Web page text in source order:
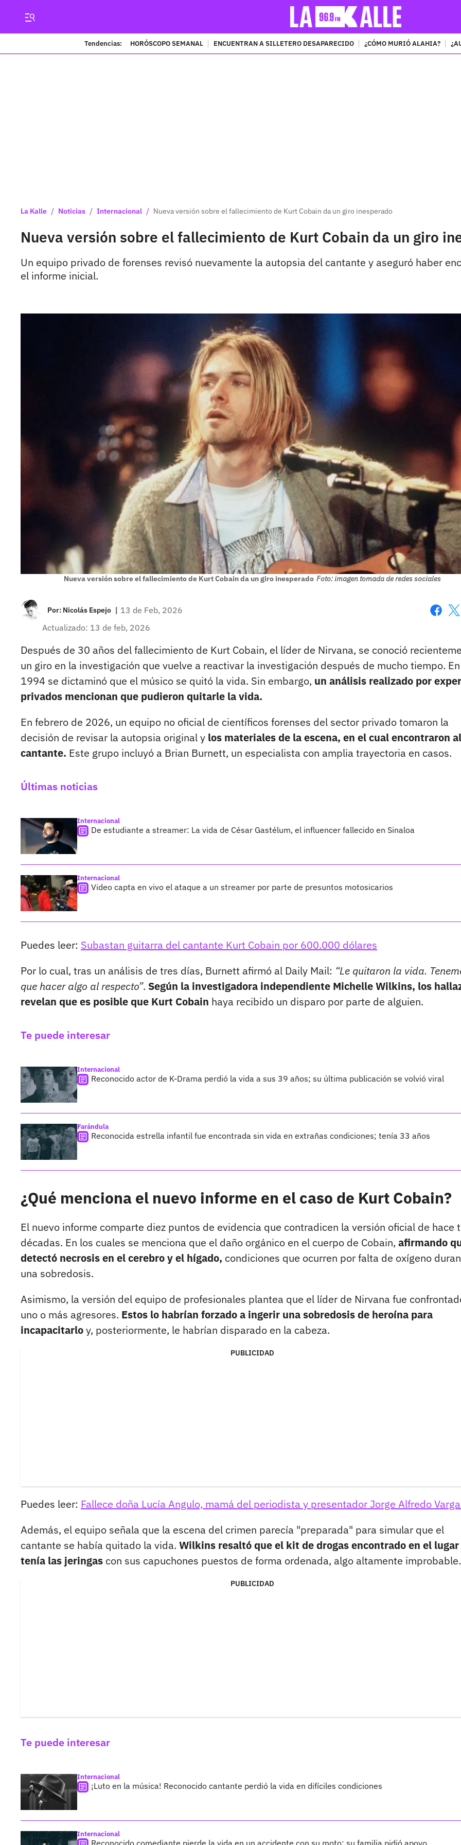
Tendencias: HORÓSCOPO SEMANAL ENCUENTRAN A SILLETERO DESAPARECIDO ¿CÓMO MURIÓ ALAHIA?
La Kalle / Noticias / Internacional / Nueva versión sobre el fallecimiento de Kurt Cobain da un giro inesperado
Nueva versión sobre el fallecimiento de Kurt Cobain da un giro
Un equipo privado de forenses revisó nuevamente la autopsia del cantante y aseguró haber
el informe inicial.
Nueva versión sobre el fallecimiento de Kurt Cobain da un giro inesperado Foto: imagen tomada de redes sociales
Por: Nicolás Espejo | 13 de Feb, 2026
Actualizado: 13 de feb, 2026
Después de 30 años del fallecimiento de Kurt Cobain, el líder de Nirvana, se conoció
un giro en la investigación que vuelve a reactivar la investigación después de mucho tiempo. En
1994 se dictaminó que el músico se quitó la vida. Sin embargo, un análisis realizado por
privados mencionan que pudieron quitarle la vida.
En febrero de 2026, un equipo no oficial de científicos forenses del sector privado tomaron la
decisión de revisar la autopsia original y los materiales de la escena, en el cual encontraron al
cantante. Este grupo incluyó a Brian Burnett, un especialista con amplia trayectoria en casos.
Últimas noticias
Internacional
De estudiante a streamer: La vida de César Gastélum, el influencer fallecido en Sinaloa
Internacional
Video capta en vivo el ataque a un streamer por parte de presuntos motosicarios
Puedes leer: Subastan guitarra del cantante Kurt Cobain por 600.000 dólares
Por lo cual, tras un análisis de tres días, Burnett afirmó al Daily Mail: “Le quitaron la vida.
que hacer algo al respecto”. Según la investigadora independiente Michelle Wilkins, los
revelan que es posible que Kurt Cobain haya recibido un disparo por parte de alguien.
Te puede interesar
Internacional
Reconocido actor de K-Drama perdió la vida a sus 39 años; su última publicación se volvió viral
Farándula
Reconocida estrella infantil fue encontrada sin vida en extrañas condiciones; tenía 33 años
¿Qué menciona el nuevo informe en el caso de Kurt Cobain?
El nuevo informe comparte diez puntos de evidencia que contradicen la versión oficial de hace
décadas. En los cuales se menciona que el daño orgánico en el cuerpo de Cobain, afirmando
detectó necrosis en el cerebro y el hígado, condiciones que ocurren por falta de oxígeno
una sobredosis.
Asimismo, la versión del equipo de profesionales plantea que el líder de Nirvana fue
uno o más agresores. Estos lo habrían forzado a ingerir una sobredosis de heroína para
incapacitarloy, posteriormente, le habrían disparado en la cabeza.
PUBLICIDAD
Puedes leer: Fallece doña Lucía Angulo, mamá del periodista y presentador Jorge Alfredo
Además, el equipo señala que la escena del crimen parecía "preparada" para simular que el
cantante se había quitado la vida. Wilkins resaltó que el kit de drogas encontrado en el lugar
tenía las jeringas con sus capuchones puestos de forma ordenada, algo altamente improbable.
PUBLICIDAD
Te puede interesar
Internacional
¡Luto en la música! Reconocido cantante perdió la vida en difíciles condiciones
Internacional